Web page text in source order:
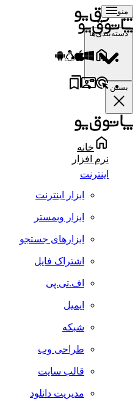
منو
دسته‌بندی‌ها
بستن
خانه
نرم افزار
اینترنت
ابزار اینترنت
ابزار وبمستر
ابزارهای جستجو
اشتراک فایل
اف.تی.پی
ایمیل
شبکه
طراحی وب
قالب سایت
مدیریت دانلود